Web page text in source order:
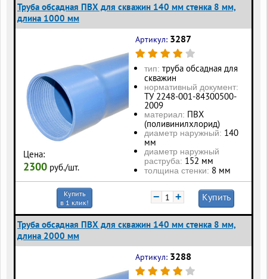
Труба обсадная ПВХ для скважин 140 мм стенка 8 мм,
длина 1000 мм
Цена:
2300 руб./шт.
Артикул: 3287
тип: труба обсадная для
скважин
нормативный документ:
ТУ 2248-001-84300500-
2009
материал: ПВХ
(поливинилхлорид)
диаметр наружный: 140
мм
диаметр наружный
раструба: 152 мм
толщина стенки: 8 мм
Купить
в 1 клик!
− + Купить
Труба обсадная ПВХ для скважин 140 мм стенка 8 мм,
длина 2000 мм
Артикул: 3288